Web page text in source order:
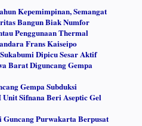
Kepemimpinan, Semangat
Bangun Biak Numfor
Penggunaan Thermal
Frans Kaiseipo
Dipicu Sesar Aktif
Barat Diguncang Gempa
Gempa Subduksi
Sifnana Beri Aseptic Gel
Purwakarta Berpusat